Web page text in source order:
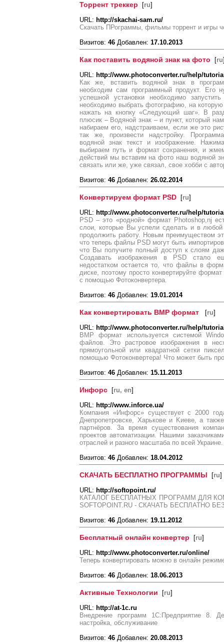
Торрент треккер [ru]
URL: http://skachai-sam.ru/
Скачать ПРограммы, фильмы торрент и игры
Визитов: 46 Добавлен: 17.10.2013
Как поставить водяной знак на фото [ru
URL: http://www.photoconverter.ru/help/
Как же, вставить водяной знак в
необходим сам программный продукт. Его
успешной установки необходимо
необходимо выбрать фотографию, на
нажать на кнопку «Следующий шаг». В
плюсик – Водяной знак – и пункт, который
набираем его, надстраиваем, если же это
так же, произвести надстройку.
водяной знак текст и изображение.
выбираем путь и формат сохранения, и
действий мы вставим на фото наш водяной
связать или же, уже связал, свое хобби с
Визитов: 46 Добавлен: 26.02.2014
Конвертируем формат PSD [ru]
URL: http://www.photoconverter.ru/help/
PSD – это «родной» формат Photoshop,nj
слои, которые Вы успели сделать и в
продолжить работу. Новым преимуществом
что теперь файлы PSD могут быть
что Вы получите полный доступ к слоям
Создавать изображения в PSD стало
недостатком остается то, что файлы в
диске, поэтому просто конвертируйте
с помощью Фотоконвертера.
Визитов: 46 Добавлен: 19.01.2014
Как конвертировать BMP формат [ru]
URL: http://www.photoconverter.ru/help/
ВМР формат используется системой
файлов. Это растровое изображения в
прямоугольной или квадратной сетки
помощью Фотоконвертера! Что может быть
Визитов: 46 Добавлен: 15.11.2013
Инфорс [ru, en]
URL: http://www.inforce.ua/
Кoмпaния «Инфopc» cущecтвyeт с 2000
Днeпpoпeтpoвcкe, Xapькoвe и Kиeвe, a
пapтнёpoв. 3а вpeмя cущecтвoвaния
пpoeктoв aвтoмaтизaции. Нaшими
oтpacлeй и paзнoгo мacштaбa пo вceй Укpaинe.
Визитов: 46 Добавлен: 18.04.2012
СКАЧАТЬ БЕСПЛАТНО ПРОГРАММЫ [ru]
URL: http://softopoint.ru/
КАТАЛОГ БЕСПЛАТНЫХ ПРОГРАММ ДЛЯ
SOFTOPOINT.RU - СКАЧАТЬ БЕСПЛАТНО
Визитов: 46 Добавлен: 19.11.2012
Бесплатный онлайн конвертер [ru]
URL: http://www.photoconverter.ru/online/
Теперь конвертировать можно в онлайн
Визитов: 46 Добавлен: 18.06.2013
Активные Технологии [ru]
URL: http://at-1c.ru
Внедрение программ 1С:Предприятие 8.
настройка, обслуживание
Визитов: 46 Добавлен: 20.08.2013